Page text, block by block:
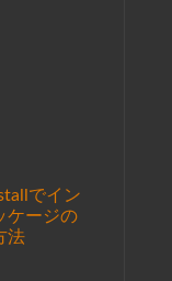
でイン
ケージの
法